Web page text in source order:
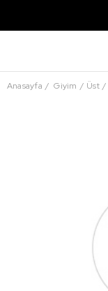
Anasayfa Giyim Üst